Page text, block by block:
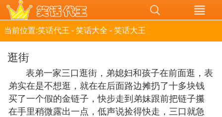
当前位置:笑话代王 - 笑话大全 - 笑话大王
逛街
表弟一家三口逛街，弟媳妇和孩子在前面逛，表
弟实在是不想逛，就在在后面路边摊扔了十多块钱
买了一个假的金链子，快步走到弟妹跟前把链子攥
在手里稍微露出一点，低声说捡得快走，三口就急